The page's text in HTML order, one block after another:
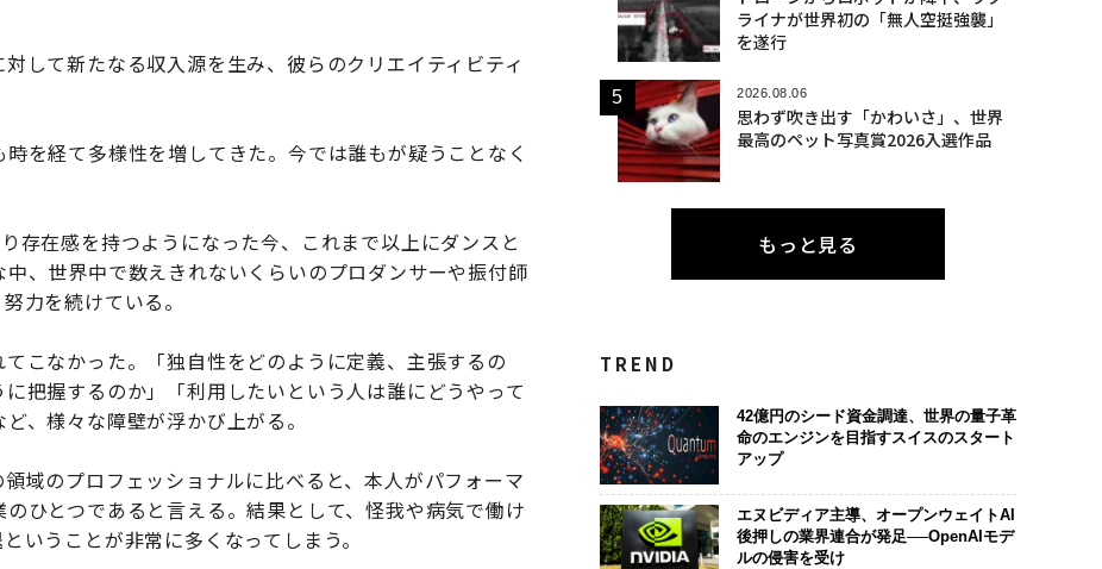
して新たなる収入源を生み、彼らのクリエイティビティ
を経て多様性を増してきた。今では誰もが疑うことなく
在感を持つようになった今、これまで以上にダンスと
、世界中で数えきれないくらいのプロダンサーや振付師
力を続けている。
こなかった。「独自性をどのように定義、主張するの
把握するのか」「利用したいという人は誰にどうやって
、様々な障壁が浮かび上がる。
域のプロフェッショナルに比べると、本人がパフォーマ
ひとつであると言える。結果として、怪我や病気で働け
いうことが非常に多くなってしまう。
ライナが世界初の「無人空挺強襲」
を遂行
2026.08.06
思わず吹き出す「かわいさ」、世界
最高のペット写真賞2026入選作品
もっと見る
TREND
42億円のシード資金調達、世界の量子革
命のエンジンを目指すスイスのスタート
アップ
エヌビディア主導、オープンウェイトAI
後押しの業界連合が発足──OpenAIモデ
ルの侵害を受け